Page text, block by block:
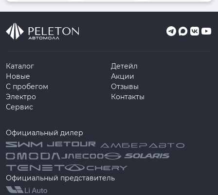
Каталог
Новые
С пробегом
Электро
Сервис
Детейл
Акции
Отзывы
Контакты
Официальный дилер
Официальный представитель